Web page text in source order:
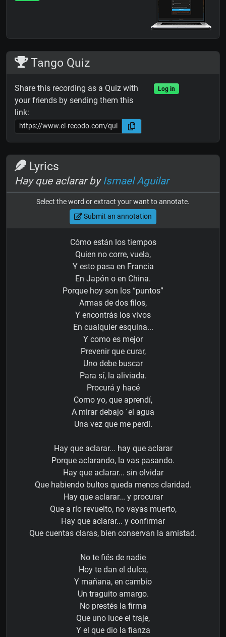
Tango Quiz
Share this recording as a Quiz with
your friends by sending them this
link:
Log in
Lyrics
Hay que aclarar by Ismael Aguilar
Select the word or extract your want to annotate.
Submit an annotation
Cómo están los tiempos
Quien no corre, vuela,
Y esto pasa en Francia
En Japón o en China.
Porque hoy son los “puntos”
Armas de dos filos,
Y encontrás los vivos
En cualquier esquina...
Y como es mejor
Prevenir que curar,
Uno debe buscar
Para sí, la aliviada.
Procurá y hacé
Como yo, que aprendí,
A mirar debajo ´el agua
Una vez que me perdí.
Hay que aclarar... hay que aclarar
Porque aclarando, la vas pasando.
Hay que aclarar... sin olvidar
Que habiendo bultos queda menos claridad.
Hay que aclarar... y procurar
Que a río revuelto, no vayas muerto,
Hay que aclarar... y confirmar
Que cuentas claras, bien conservan la amistad.
No te fiés de nadie
Hoy te dan el dulce,
Y mañana, en cambio
Un traguito amargo.
No prestés la firma
Que uno luce el traje,
Y el que dio la fianza